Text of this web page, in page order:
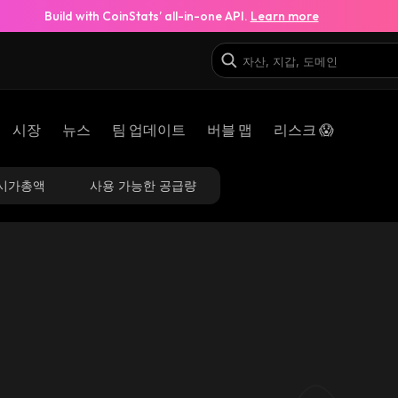
Build with CoinStats’ all-in-one API. Learn more
시장 뉴스 팀 업데이트 버블 맵 리스크 😱
가총액 사용 가능한 공급량